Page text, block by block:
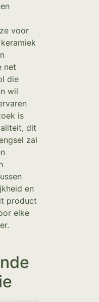
voor
net
die
wil
is
dit
zal
en
product
elke